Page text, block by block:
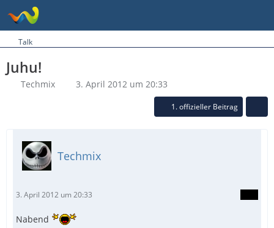
Talk
Juhu!
Techmix 3. April 2012 um 20:33
1. offizieller Beitrag
Techmix
3. April 2012 um 20:33
Nabend